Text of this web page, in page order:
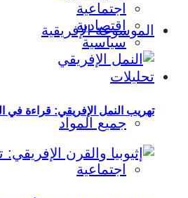
الموسوعة الإفريقية
تحليلات
جميع المواد
اجتماعية
اجتماعية
اقتصادية
سياسية
تهريب النمل الإفريقي: قراءة في